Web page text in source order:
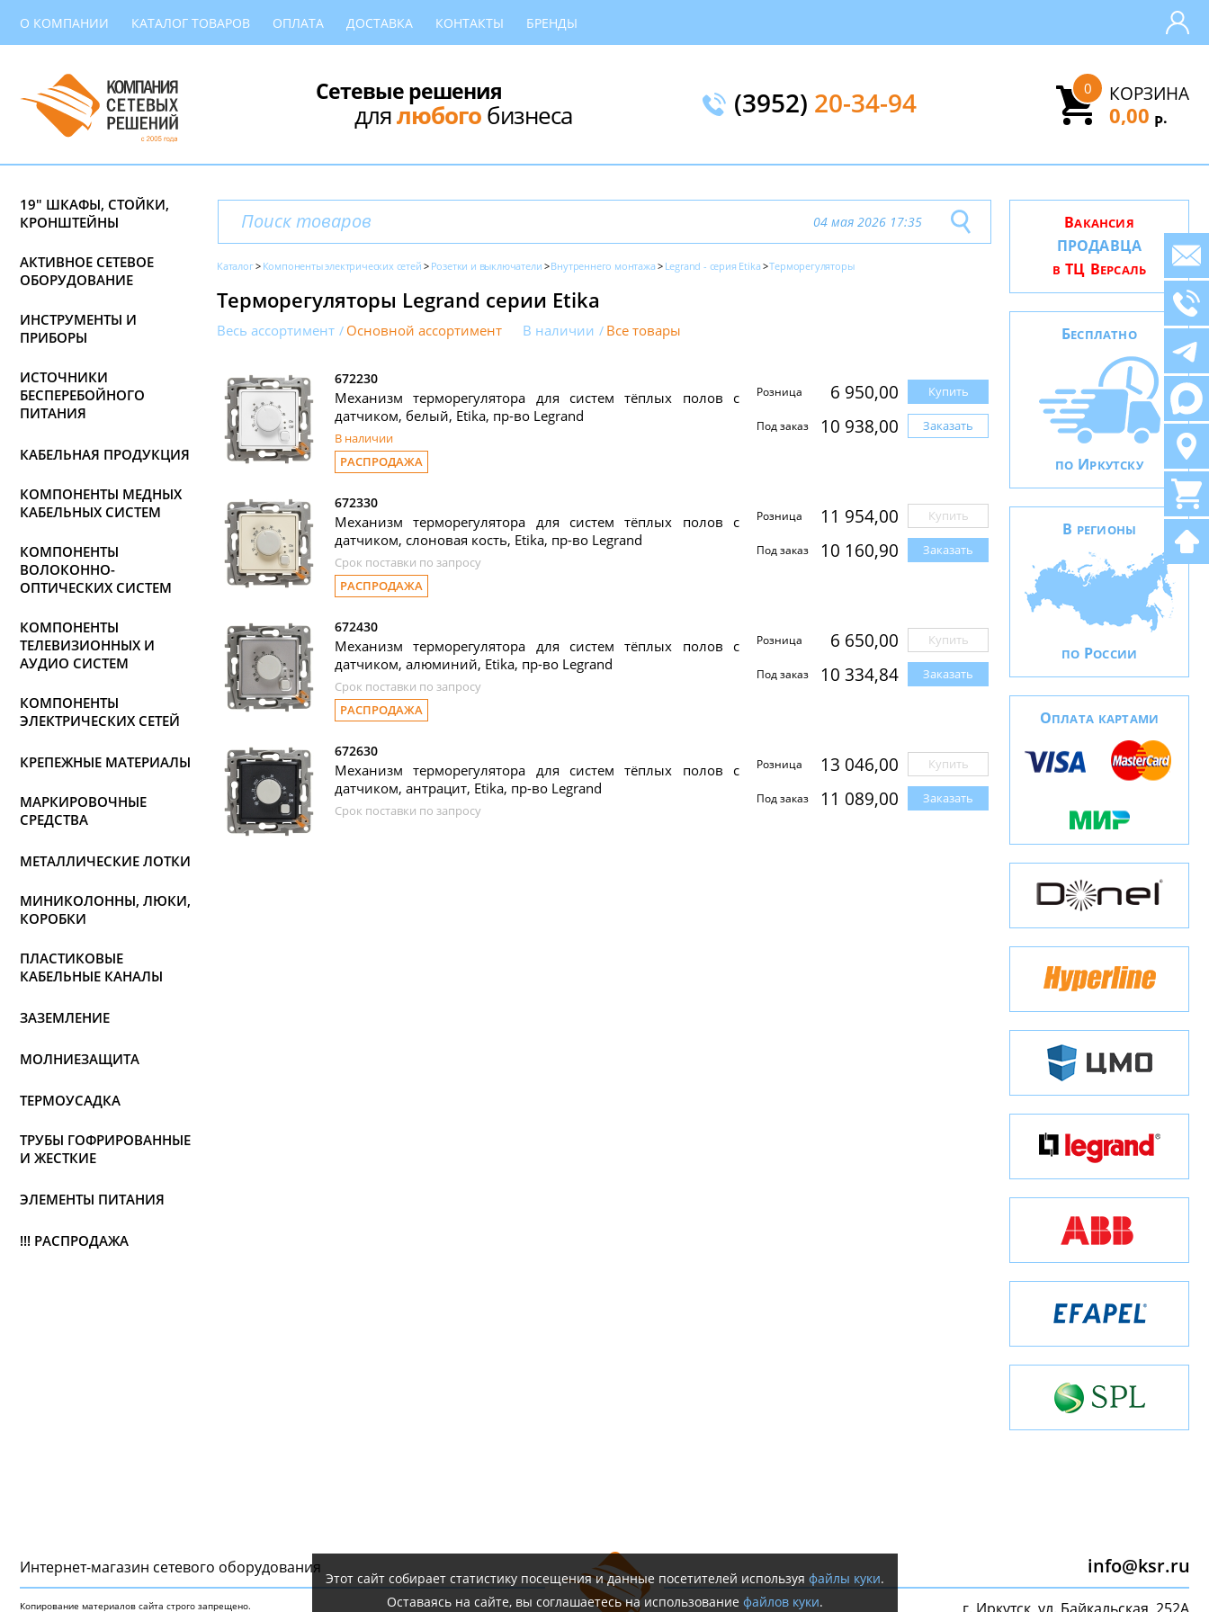
О КОМПАНИИ КАТАЛОГ ТОВАРОВ ОПЛАТА ДОСТАВКА КОНТАКТЫ БРЕНДЫ
Сетевые решения
длялюбогобизнеса (3952) 20-34-94 КОРЗИНА
0
0,00 Р.
19" ШКАФЫ, СТОЙКИ,
КРОНШТЕЙНЫ
АКТИВНОЕ СЕТЕВОЕ
ОБОРУДОВАНИЕ
ИНСТРУМЕНТЫ И
ПРИБОРЫ
ИСТОЧНИКИ
БЕСПЕРЕБОЙНОГО
ПИТАНИЯ
КАБЕЛЬНАЯ ПРОДУКЦИЯ
КОМПОНЕНТЫ МЕДНЫХ
КАБЕЛЬНЫХ СИСТЕМ
КОМПОНЕНТЫ
ВОЛОКОННО-
ОПТИЧЕСКИХ СИСТЕМ
КОМПОНЕНТЫ
ТЕЛЕВИЗИОННЫХ И
АУДИО СИСТЕМ
КОМПОНЕНТЫ
ЭЛЕКТРИЧЕСКИХ СЕТЕЙ
КРЕПЕЖНЫЕ МАТЕРИАЛЫ
МАРКИРОВОЧНЫЕ
СРЕДСТВА
МЕТАЛЛИЧЕСКИЕ ЛОТКИ
МИНИКОЛОННЫ, ЛЮКИ,
КОРОБКИ
ПЛАСТИКОВЫЕ
КАБЕЛЬНЫЕ КАНАЛЫ
ЗАЗЕМЛЕНИЕ
МОЛНИЕЗАЩИТА
ТЕРМОУСАДКА
ТРУБЫ ГОФРИРОВАННЫЕ
И ЖЕСТКИЕ
ЭЛЕМЕНТЫ ПИТАНИЯ
!!! РАСПРОДАЖА
04 мая 2026 17:35
Каталог Компоненты электрических сетей Розетки и выключатели Внутреннего монтажа Legrand - серия Etika Терморегуляторы
Терморегуляторы Legrand серии Etika
Весь ассортимент Основной ассортимент В наличии Все товары
672230
Механизм терморегулятора для систем тёплых полов с
датчиком, белый, Etika, пр-во Legrand
В наличии
РАСПРОДАЖА
Розница 6 950,00 Купить
Под заказ 10 938,00 Заказать
672330
Механизм терморегулятора для систем тёплых полов с
датчиком, слоновая кость, Etika, пр-во Legrand
Срок поставки по запросу
РАСПРОДАЖА
Розница 11 954,00 Купить
Под заказ 10 160,90 Заказать
672430
Механизм терморегулятора для систем тёплых полов с
датчиком, алюминий, Etika, пр-во Legrand
Срок поставки по запросу
РАСПРОДАЖА
Розница 6 650,00 Купить
Под заказ 10 334,84 Заказать
672630
Механизм терморегулятора для систем тёплых полов с
датчиком, антрацит, Etika, пр-во Legrand
Срок поставки по запросу
Розница 13 046,00 Купить
Под заказ 11 089,00 Заказать
ВАКАНСИЯ
ПРОДАВЦА
В ТЦ ВЕРСАЛЬ
БЕСПЛАТНО
ПО ИРКУТСКУ
В РЕГИОНЫ
ПО РОССИИ
ОПЛАТА КАРТАМИ
Интернет-магазин сетeвого оборудования
Копирование материалов сайта строго запрещено.
info@ksr.ru
Этот сайт собирает статистику посещения и данные посетителей используя файлы куки.
Оставаясь на сайте, вы соглашаетесь на использование файлов куки.